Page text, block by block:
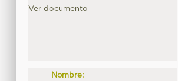
Ver documento
Nombre: